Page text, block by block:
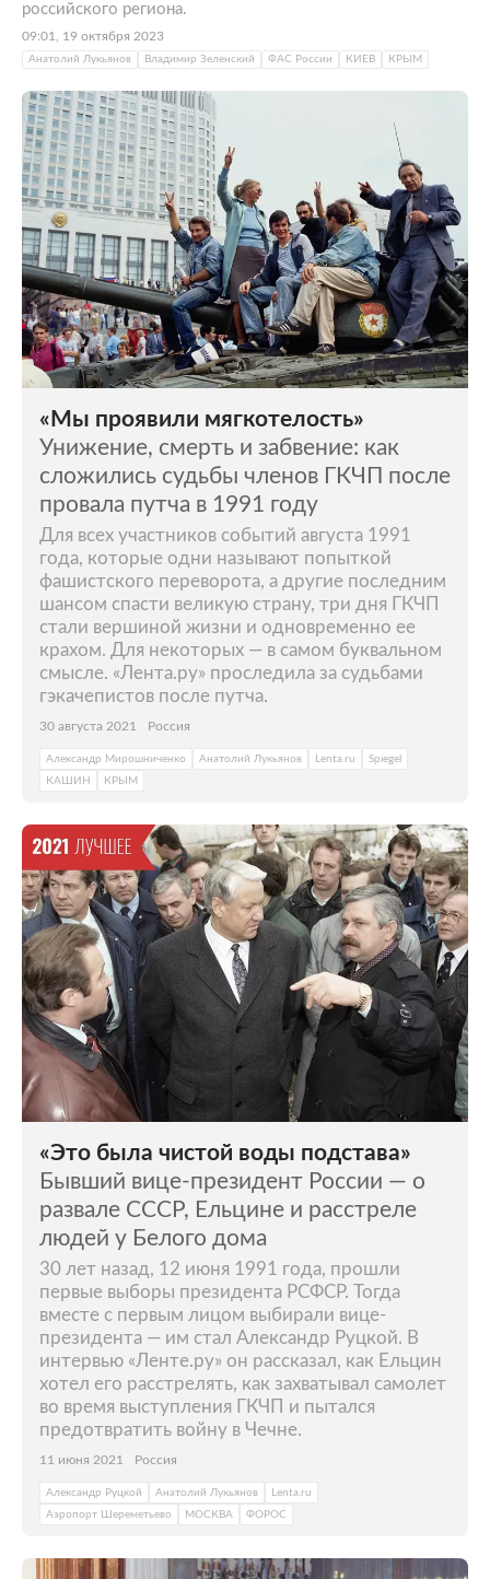
российского региона.
09:01, 19 октября 2023
Анатолий Лукьянов Владимир Зеленский ФАС России КИЕВ КРЫМ
«Мы проявили мягкотелость»
Унижение, смерть и забвение: как
сложились судьбы членов ГКЧП после
провала путча в 1991 году
Для всех участников событий августа 1991
года, которые одни называют попыткой
фашистского переворота, а другие последним
шансом спасти великую страну, три дня ГКЧП
стали вершиной жизни и одновременно ее
крахом. Для некоторых — в самом буквальном
смысле. «Лента.ру» проследила за судьбами
гэкачепистов после путча.
30 августа 2021 Россия
Александр Мирошниченко Анатолий Лукьянов Lenta.ru
Spiegel
КАШИН
КРЫМ
«Это была чистой воды подстава»
Бывший вице-президент России — о
развале СССР, Ельцине и расстреле
людей у Белого дома
30 лет назад, 12 июня 1991 года, прошли
первые выборы президента РСФСР. Тогда
вместе с первым лицом выбирали вице-
президента — им стал Александр Руцкой. В
интервью «Ленте.ру» он рассказал, как Ельцин
хотел его расстрелять, как захватывал самолет
во время выступления ГКЧП и пытался
предотвратить войну в Чечне.
11 июня 2021 Россия
Александр Руцкой Анатолий Лукьянов
Lenta.ru
Аэропорт Шереметьево
МОСКВА ФОРОС